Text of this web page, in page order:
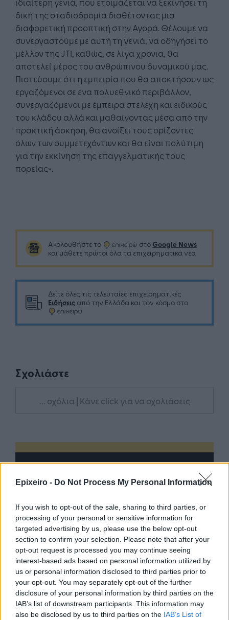
Epixeiro - Do Not Process My Personal Information
If you wish to opt-out of the sale, sharing to third parties, or
processing of your personal or sensitive information for
targeted advertising by us, please use the below opt-out
section to confirm your selection. Please note that after your
opt-out request is processed you may continue seeing
interest-based ads based on personal information utilized by
us or personal information disclosed to third parties prior to
your opt-out. You may separately opt-out of the further
disclosure of your personal information by third parties on the
IAB’s list of downstream participants. This information may
also be disclosed by us to third parties on the IAB’s List of
δική της σταδιοδρομία διαθέτοντας μια
διαφορετική προοπτική στην Αγορά. Θέλουμε να
συνεργαστούμε με αυτή τη γενιά, να οδηγήσει το
μέλλον της JTI, καθώς, σε λίγα χρόνια, θα
αποτελεί μέρος του ανθρώπινου δυναμικού μας.
Πιστεύουμε ότι η εμπειρία που θα αποκτήσουν ως
εργαζόμενοι σε ένα πολυεθνικό περιβάλλον,
συνεργαζόμενοι με έμπειρα στελέχη και ειδικούς
του κλάδου αλλά και μαθαίνοντας μέσα από την
πρακτική άσκηση, θα ανοίξει τους ορίζοντες
όλων των συμμετεχόντων και θα είναι πολύτιμη
για την εκκίνηση της επαγγελματικής τους
πορείας».
Ακολουθήστε το στο Google News
και μάθετε πρώτοι όλα τα επιχειρηματικά νέα
Δείτε όλες τις τελευταίες επιχειρηματικές
Ειδήσεις από την Ελλάδα και τον κόσμο στο
Σχολιάστε
... σχόλια | Κάνε click για να σχολιάσεις